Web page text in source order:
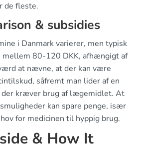
de fleste.
& subsidies
i Danmark varierer, men typisk
mellem 80-120 DKK, afhængigt af
at nævne, at der kan være
såfremt man lider af en
der kræver brug af lægemidlet. At
kan spare penge, især
for medicinen til hyppig brug.
& How It